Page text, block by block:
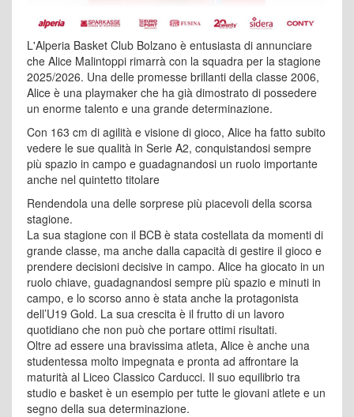
L'Alperia Basket Club Bolzano è entusiasta di annunciare
che Alice Malintoppi rimarrà con la squadra per la stagione
2025/2026. Una delle promesse brillanti della classe 2006,
Alice è una playmaker che ha già dimostrato di possedere
un enorme talento e una grande determinazione.
Con 163 cm di agilità e visione di gioco, Alice ha fatto subito
vedere le sue qualità in Serie A2, conquistandosi sempre
più spazio in campo e guadagnandosi un ruolo importante
anche nel quintetto titolare
Rendendola una delle sorprese più piacevoli della scorsa
stagione.
La sua stagione con il BCB è stata costellata da momenti di
grande classe, ma anche dalla capacità di gestire il gioco e
prendere decisioni decisive in campo. Alice ha giocato in un
ruolo chiave, guadagnandosi sempre più spazio e minuti in
campo, e lo scorso anno è stata anche la protagonista
dell’U19 Gold. La sua crescita è il frutto di un lavoro
quotidiano che non può che portare ottimi risultati.
Oltre ad essere una bravissima atleta, Alice è anche una
studentessa molto impegnata e pronta ad affrontare la
maturità al Liceo Classico Carducci. Il suo equilibrio tra
studio e basket è un esempio per tutte le giovani atlete e un
segno della sua determinazione.